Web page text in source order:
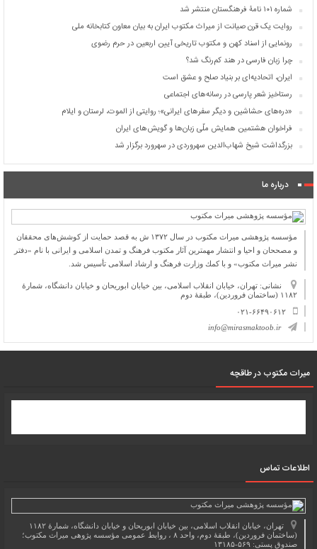
شماره ۱۰۱ نامۀ فرهنگستان منتشر شد
روایت یک قرن صیانت از میراث مکتوب ایران به بیان معاون کتابخانه ملی
رونمایی از اسناد کهن و مکتوب تاریخی آیین اربعین در حرم رضوی
چرا زبان فارسی در هند کم‌رنگ شد؟
ایران، اتحادیه‌ای بر بنیاد صلح و عشق است
رستاخیز شعر پارسی در رسانه‌های اجتماعی
«دره‌های حشاشین و دیگر سفرهای ایرانی»؛ روایتی از الموت، لرستان و ایلام
فراخوان هشتمین همایش ملّی زبان‌ها و گویش‌های ایران
بزرگداشت شیخ شهاب‌الدین سهروردی در سهرورد برگزار شد
درباره ما
مؤسسه پژوهشی میراث مكتوب در سال ۱۳۷۲ ش به قصد حمایت از كوشش‌های محققان
و مصححان و احیا و انتشار مهمترین آثار مكتوب فرهنگ و تمدن اسلامی و ایرانی با نام «دفتر
نشر میراث مكتوب» و با كمك وزارت فرهنگ و ارشاد اسلامی تأسیس شد.
نشانی: تهران، خیابان انقلاب اسلامی، بین خیابان ابوریحان و خیابان دانشگاه، شمارۀ
۱۱۸۲ (ساختمان فروردین)، طبقۀ دوم
۰۲۱-۶۶۴۹۰۶۱۲
info@mirasmaktoob.ir
میرات مکتوب در طاقچه
اطلاعات تماس
تهران، خیابان انقلاب اسلامی، بین خیابان ابوریحان و خیابان دانشگاه، شمارۀ ۱۱۸۲
(ساختمان فروردین)، طبقۀ دوم، واحد ۸ ، روابط عمومی مؤسسه پژوهی میراث مکتوب؛
صندوق پستی: ۵۶۹-۱۳۱۸۵